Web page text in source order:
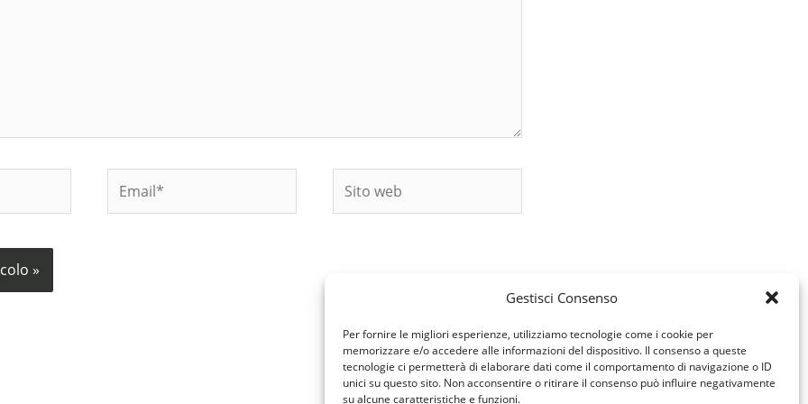
Gestisci Consenso
Per fornire le migliori esperienze, utilizziamo tecnologie come i cookie per
memorizzare e/o accedere alle informazioni del dispositivo. Il consenso a queste
tecnologie ci permetterà di elaborare dati come il comportamento di navigazione o ID
unici su questo sito. Non acconsentire o ritirare il consenso può influire negativamente
su alcune caratteristiche e funzioni.
web